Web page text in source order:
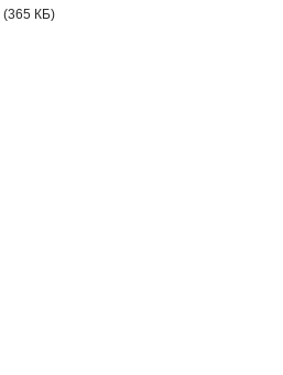
(365 КБ)